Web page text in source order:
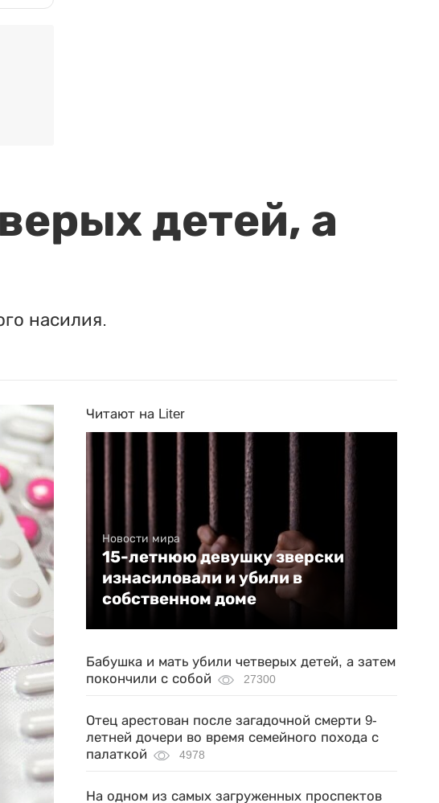
детей, а
насилия.
Читают на Liter
Новости мира
15-летнюю девушку зверски
изнасиловали и убили в
собственном доме
Бабушка и мать убили четверых детей, а затем
покончили с собой
27300
Отец арестован после загадочной смерти 9-
летней дочери во время семейного похода с
палаткой
4978
На одном из самых загруженных проспектов